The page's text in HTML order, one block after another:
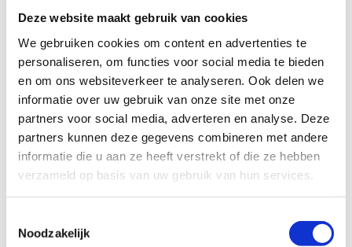
Deze website maakt gebruik van cookies
We gebruiken cookies om content en advertenties te
personaliseren, om functies voor social media te bieden
en om ons websiteverkeer te analyseren. Ook delen we
informatie over uw gebruik van onze site met onze
partners voor social media, adverteren en analyse. Deze
partners kunnen deze gegevens combineren met andere
informatie die u aan ze heeft verstrekt of die ze hebben
verzameld op basis van uw gebruik van hun services.
Noodzakelijk
Geef aan tot welk domein jouw vraag behoort
KIES EEN DOMEIN
Jouw vraag